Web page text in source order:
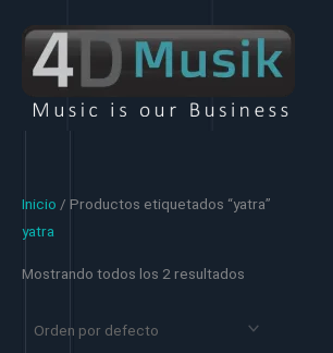
contenido
Inicio / Productos etiquetados “yatra”
yatra
Mostrando todos los 2 resultados